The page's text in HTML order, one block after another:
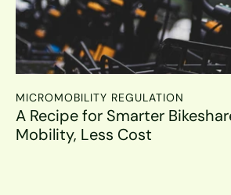
MICROMOBILITY REGULATION
A Recipe for Smarter
Mobility, Less Cost